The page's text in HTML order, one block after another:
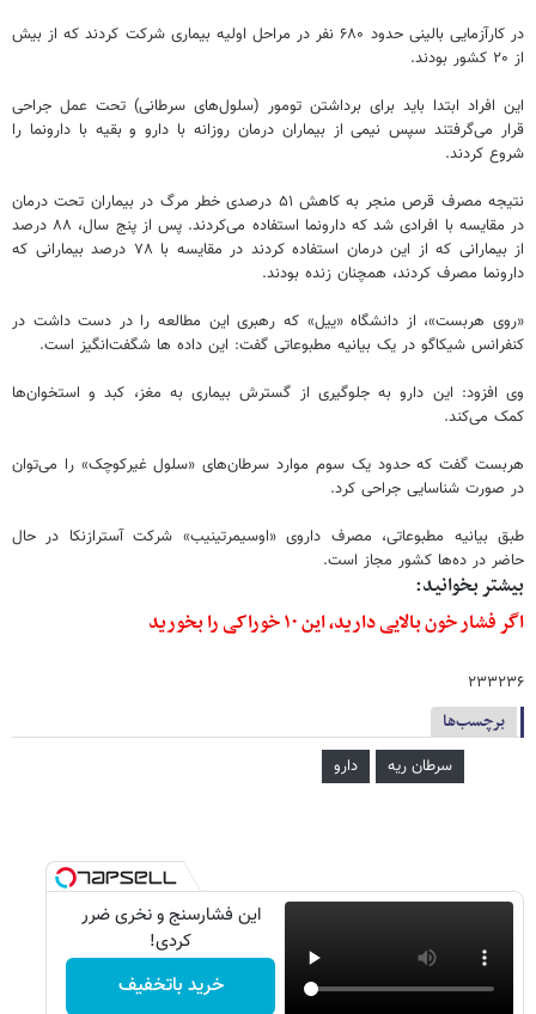
در کارآزمایی بالینی حدود ۶۸۰ نفر در مراحل اولیه بیماری شرکت کردند که از بیش
از ۲۰ کشور بودند.
این افراد ابتدا باید برای برداشتن تومور (سلول‌های سرطانی) تحت عمل جراحی
قرار می‌گرفتند سپس نیمی از بیماران درمان روزانه با دارو و بقیه با دارونما را
شروع کردند.
نتیجه مصرف قرص منجر به کاهش ۵۱ درصدی خطر مرگ در بیماران تحت درمان
در مقایسه با افرادی شد که دارونما استفاده می‌کردند. پس از پنج سال، ۸۸ درصد
از بیمارانی که از این درمان استفاده کردند در مقایسه با ۷۸ درصد بیمارانی که
دارونما مصرف کردند، همچنان زنده بودند.
«روی هربست»، از دانشگاه «ییل» که رهبری این مطالعه را در دست داشت در
کنفرانس شیکاگو در یک بیانیه مطبوعاتی گفت: این داده ها شگفت‌انگیز است.
وی افزود: این دارو به جلوگیری از گسترش بیماری به مغز، کبد و استخوان‌ها
کمک می‌کند.
هربست گفت که حدود یک سوم موارد سرطان‌های «سلول غیرکوچک» را می‌توان
در صورت شناسایی جراحی کرد.
طبق بیانیه مطبوعاتی، مصرف داروی «اوسیمرتینیب» شرکت آسترازنکا در حال
حاضر در ده‌ها کشور مجاز است.
بیشتر بخوانید:
اگر فشار خون بالایی دارید، این ۱۰ خوراکی را بخورید
۲۳۳۲۳۶
برچسب‌ها
سرطان ریه دارو
این فشارسنج و نخری ضرر
کردی!
خرید باتخفیف